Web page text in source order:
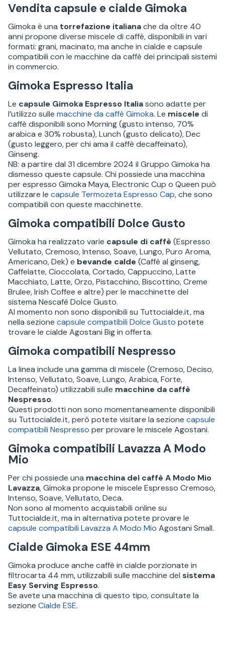
Vendita capsule e cialde Gimoka
Gimoka è una torrefazione italianache da oltre 40
anni propone diverse miscele di caffè, disponibili in vari
formati: grani, macinato, ma anche in cialde e capsule
compatibili con le macchine da caffè dei principali sistemi
in commercio.
Gimoka Espresso Italia
Le capsule Gimoka Espresso Italiasono adatte per
l’utilizzo sulle macchine da caffè Gimoka. Le miscele di
caffè disponibili sono Morning (gusto intenso, 70%
arabica e 30% robusta), Lunch (gusto delicato), Dec
(gusto leggero, per chi ama il caffè decaffeinato),
Ginseng.
NB: a partire dal 31 dicembre 2024 il Gruppo Gimoka ha
dismesso queste capsule. Chi possiede una macchina
per espresso Gimoka Maya, Electronic Cup o Queen può
utilizzare le capsule Termozeta Espresso Cap, che sono
compatibili con queste macchinette.
Gimoka compatibili Dolce Gusto
Gimoka ha realizzato varie capsule di caffè (Espresso
Vellutato, Cremoso, Intenso, Soave, Lungo, Puro Aroma,
Americano, Dek) e bevande calde (Caffè al ginseng,
Caffelatte, Cioccolata, Cortado, Cappuccino, Latte
Macchiato, Latte, Orzo, Pistacchino, Biscottino, Creme
Brulee, Irish Coffee e altre) per le macchinette del
sistema Nescafé Dolce Gusto.
Al momento non sono disponibili su Tuttocialde.it, ma
nella sezione capsule compatibili Dolce Gusto potete
trovare le cialde Agostani Big in offerta.
Gimoka compatibili Nespresso
La linea include una gamma di miscele (Cremoso, Deciso,
Intenso, Vellutato, Soave, Lungo, Arabica, Forte,
Decaffeinato) utilizzabili sulle macchine da caffè
Nespresso.
Questi prodotti non sono momentaneamente disponibili
su Tuttocialde.it, però potete visitare la sezione capsule
compatibili Nespresso per provare le miscele Agostani.
Gimoka compatibili Lavazza A Modo
Mio
Per chi possiede una macchina del caffè A Modo Mio
Lavazza, Gimoka propone le miscele Espresso Cremoso,
Intenso, Soave, Vellutato, Deca.
Non sono al momento acquistabili online su
Tuttocialde.it, ma in alternativa potete provare le
capsule compatibili Lavazza A Modo Mio Agostani Small.
Cialde Gimoka ESE 44mm
Gimoka produce anche caffè in cialde porzionate in
filtrocarta 44 mm, utilizzabili sulle macchine del sistema
Easy Serving Espresso.
Se avete una macchina di questo tipo, consultate la
sezione Cialde ESE.